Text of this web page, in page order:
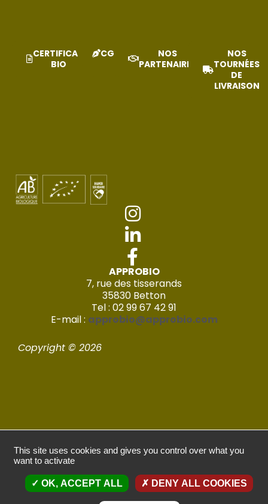
CERTIFICAT
BIO
CGV
NOS
PARTENAIRES
NOS
TOURNÉES
DE
LIVRAISON
APPROBIO
7, rue des tisserands
35830 Betton
Tel : 02 99 67 42 91
E-mail : approbio@approbio.com
Copyright © 2026
Mentions légales
Politique de confidentialité
This site uses cookies and gives you control over what you
want to activate
OK, ACCEPT ALL DENY ALL COOKIES